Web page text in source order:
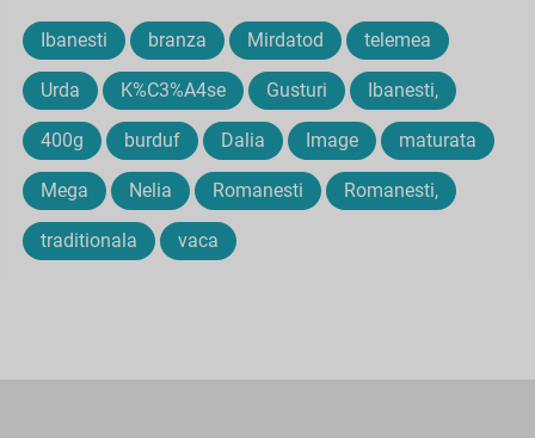
Ibanesti branza Mirdatod telemea
Urda K%C3%A4se Gusturi Ibanesti,
400g burduf Dalia Image maturata
Mega Nelia Romanesti Romanesti,
traditionala vaca